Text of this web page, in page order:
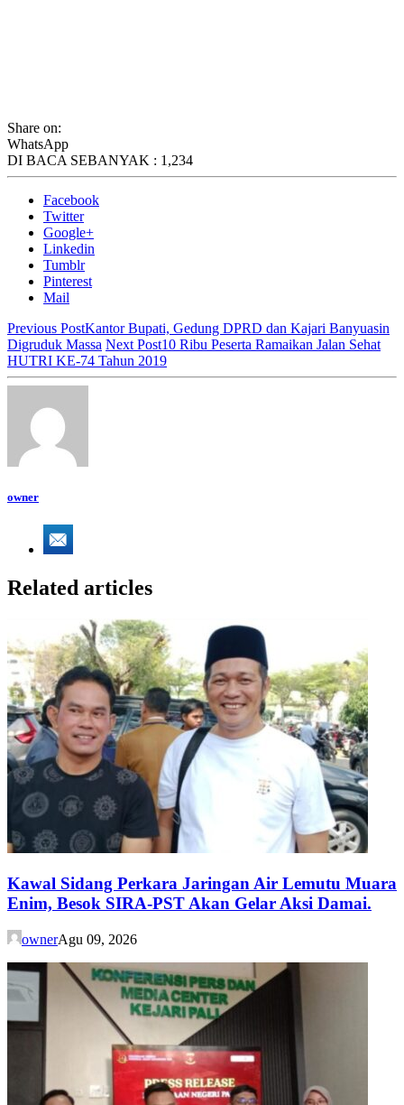
Share on:
WhatsApp
DI BACA SEBANYAK : 1,234
Facebook
Twitter
Google+
Linkedin
Tumblr
Pinterest
Mail
Previous PostKantor Bupati, Gedung DPRD dan Kajari Banyuasin
Digruduk Massa Next Post10 Ribu Peserta Ramaikan Jalan Sehat
HUTRI KE-74 Tahun 2019
owner
Related articles
Kawal Sidang Perkara Jaringan Air Lemutu Muara
Enim, Besok SIRA-PST Akan Gelar Aksi Damai.
ownerAgu 09, 2026